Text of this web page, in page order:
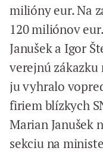
milióny eur. Na
120 miliónov
Janušek a Igor
verejnú zákazku
ju vyhralo
firiem blízkych
Marian Janušek
sekciu na